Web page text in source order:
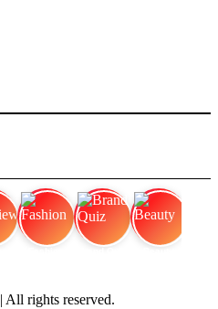
| All rights reserved.